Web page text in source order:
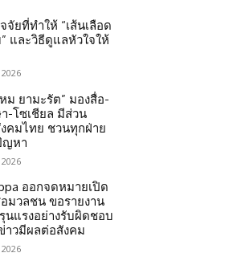
จัยที่ทำให้ “เส้นเลือด
และวิธีดูแลหัวใจให้
ม ยามะรัต” มองสื่อ-
-โซเชียล มีส่วน
คมไทย ชวนทุกฝ่าย
ญหา
ออกจดหมายเปิด
มวลชน ขอรายงาน
นแรงอย่างรับผิดชอบ
าวมีผลต่อสังคม